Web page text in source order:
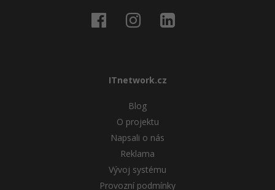
ITnetwork.cz
Blog
O projektu
Napsali o nás
Reklama
Vývoj systému
Provozní podmínky